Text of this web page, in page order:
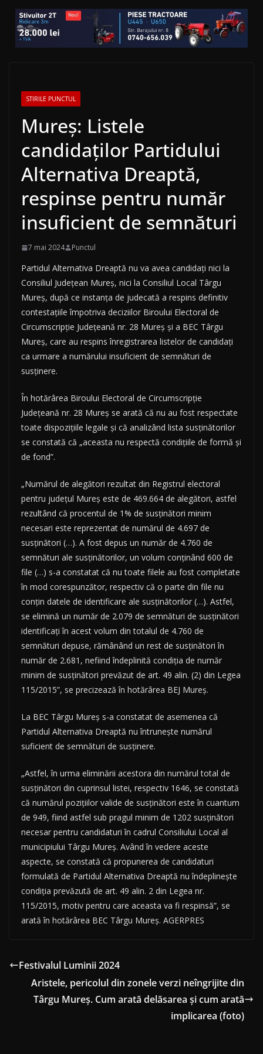
STIRILE PUNCTUL
Mureş: Listele
candidaţilor Partidului
Alternativa Dreaptă,
respinse pentru număr
insuficient de semnături
7 mai 2024 Punctul
Partidul Alternativa Dreaptă nu va avea candidaţi nici la
Consiliul Judeţean Mureş, nici la Consiliul Local Târgu
Mureş, după ce instanţa de judecată a respins definitiv
contestaţiile împotriva deciziilor Biroului Electoral de
Circumscripţie Judeţeană nr. 28 Mureş şi a BEC Târgu
Mureş, care au respins înregistrarea listelor de candidaţi
ca urmare a numărului insuficient de semnături de
susţinere.
În hotărârea Biroului Electoral de Circumscripţie
Judeţeană nr. 28 Mureş se arată că nu au fost respectate
toate dispoziţiile legale şi că analizând lista susţinătorilor
se constată că „aceasta nu respectă condiţiile de formă şi
de fond”.
„Numărul de alegători rezultat din Registrul electoral
pentru judeţul Mureş este de 469.664 de alegători, astfel
rezultând că procentul de 1% de susţinători minim
necesari este reprezentat de numărul de 4.697 de
susţinători (…). A fost depus un număr de 4.760 de
semnături ale susţinătorilor, un volum conţinând 600 de
file (…) s-a constatat că nu toate filele au fost completate
în mod corespunzător, respectiv că o parte din file nu
conţin datele de identificare ale susţinătorilor (…). Astfel,
se elimină un număr de 2.079 de semnături de susţinători
identificaţi în acest volum din totalul de 4.760 de
semnături depuse, rămânând un rest de susţinători în
număr de 2.681, nefiind îndeplinită condiţia de număr
minim de susţinători prevăzut de art. 49 alin. (2) din Legea
115/2015”, se precizează în hotărârea BEJ Mureş.
La BEC Târgu Mureş s-a constatat de asemenea că
Partidul Alternativa Dreaptă nu întruneşte numărul
suficient de semnături de susţinere.
„Astfel, în urma eliminării acestora din numărul total de
susţinători din cuprinsul listei, respectiv 1646, se constată
că numărul poziţiilor valide de susţinători este în cuantum
de 949, fiind astfel sub pragul minim de 1202 susţinători
necesar pentru candidaturi în cadrul Consiliului Local al
municipiului Târgu Mureş. Având în vedere aceste
aspecte, se constată că propunerea de candidaturi
formulată de Partidul Alternativa Dreaptă nu îndeplineşte
condiţia prevăzută de art. 49 alin. 2 din Legea nr.
115/2015, motiv pentru care aceasta va fi respinsă”, se
arată în hotărârea BEC Târgu Mureş. AGERPRES
Festivalul Luminii 2024
Aristele, pericolul din zonele verzi neîngrijite din
Târgu Mureș. Cum arată delăsarea și cum arată
implicarea (foto)